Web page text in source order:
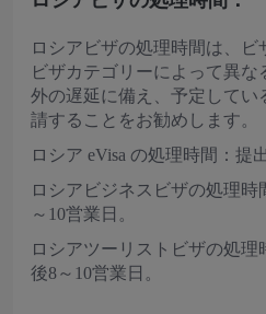
ロシアビザの処理時間は、
ビザカテゴリーによって異
外の遅延に備え、予定してい
請することをお勧めします。
ロシア eVisa の処理時間：提
ロシアビジネスビザの処理
～10営業日。
ロシアツーリストビザの処
後8～10営業日。